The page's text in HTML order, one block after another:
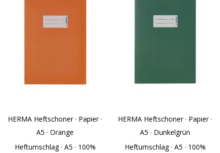
HERMA Heftschoner · Papier ·
A5 · Orange
Heftumschlag · A5 · 100%
HERMA Heftschoner · Papier ·
A5 · Dunkelgrün
Heftumschlag · A5 · 100%